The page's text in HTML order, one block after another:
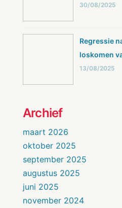
30/08/2025
Regressie
loskomen
13/08/2025
Archief
maart 2026
oktober 2025
september 2025
augustus 2025
juni 2025
november 2024